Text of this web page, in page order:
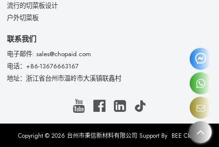
流行的切菜板设计
户外切菜板
联系我们
电子邮件: sales@chopaid.com
电话：+86-13676663167
地址：浙江省台州市温岭市大溪镇联鑫村
Copyright © 2026 台州市秉信新材料有限公司 Support By BEE Cloud